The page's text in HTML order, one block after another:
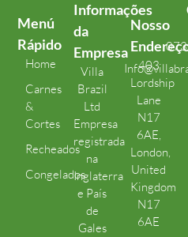
Menú
Rápido
Home
Carnes
&
Cortes
Recheados
Congelados
Informações
da
Empresa
Villa
Brazil
Ltd
Empresa
registrada
na
Inglaterra
e País
de
Gales
Nosso
403
Lordship
Lane
N17
6AE,
London,
United
Kingdom
N17
6AE